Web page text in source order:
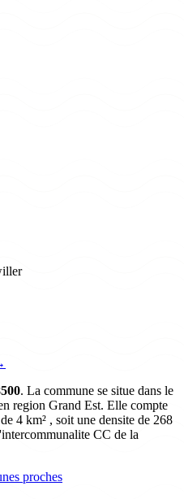
. La commune se situe dans le
region Grand Est. Elle compte
4 km² , soit une densite de 268
CC de la
proches